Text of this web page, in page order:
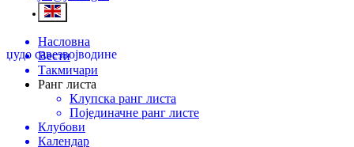
џудо савезвојводине
Насловна
Вести
Такмичари
Ранг листа
Клупска ранг листа
Појединачне ранг листе
Клубови
Календар